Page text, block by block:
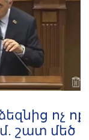
ոչ ոքի
շատ մեծ